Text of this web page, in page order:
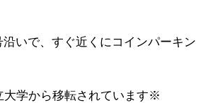
いで、すぐ近くにコインパーキン
学から移転されています※